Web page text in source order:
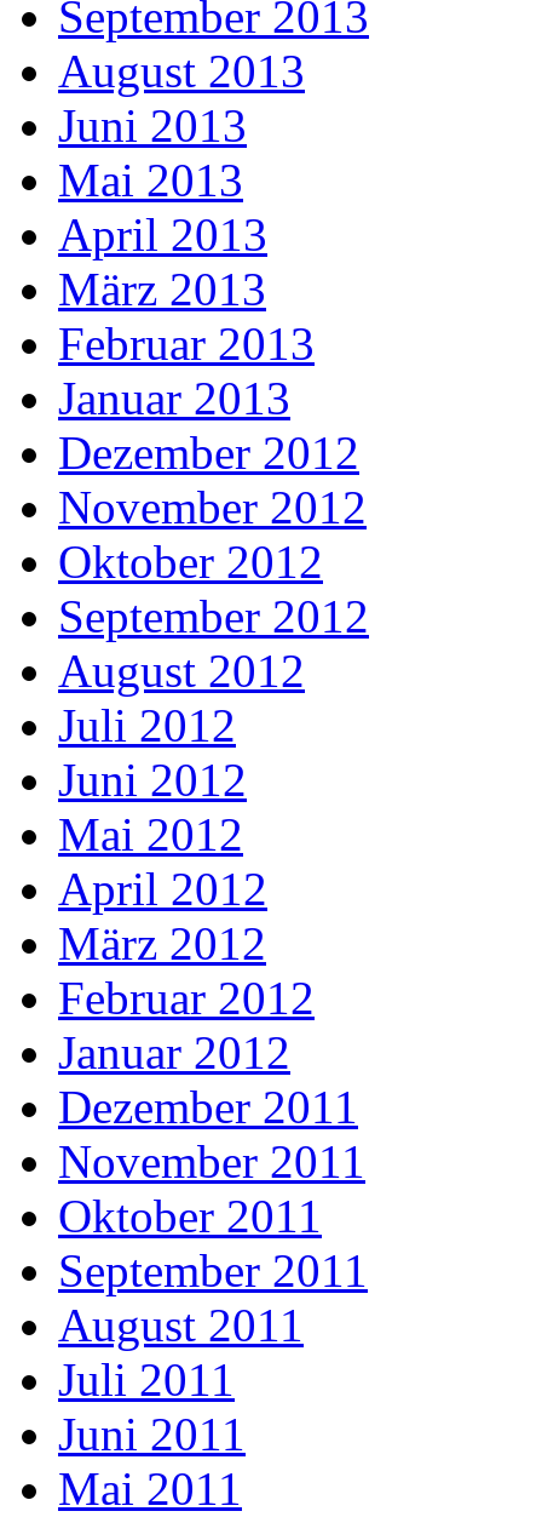
September 2013
August 2013
Juni 2013
Mai 2013
April 2013
März 2013
Februar 2013
Januar 2013
Dezember 2012
November 2012
Oktober 2012
September 2012
August 2012
Juli 2012
Juni 2012
Mai 2012
April 2012
März 2012
Februar 2012
Januar 2012
Dezember 2011
November 2011
Oktober 2011
September 2011
August 2011
Juli 2011
Juni 2011
Mai 2011